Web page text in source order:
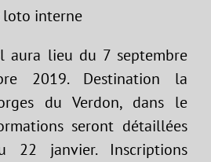
loto interne
aura lieu du 7 septembre
2019. Destination la
du Verdon, dans le
seront détaillées
22 janvier. Inscriptions